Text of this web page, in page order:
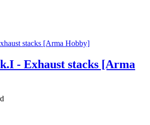
- Exhaust stacks [Arma